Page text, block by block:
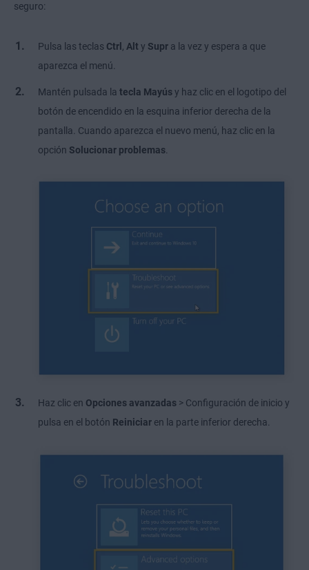
seguro:
Pulsa las teclas Ctrl , Alt y Supr a la vez y espera a que
aparezca el menú.
Mantén pulsada la tecla Mayúsy haz clic en el logotipo del
botón de encendido en la esquina inferior derecha de la
pantalla. Cuando aparezca el nuevo menú, haz clic en la
opción Solucionar problemas.
Haz clic en Opciones avanzadas > Configuración de inicio y
pulsa en el botón Reiniciar en la parte inferior derecha.